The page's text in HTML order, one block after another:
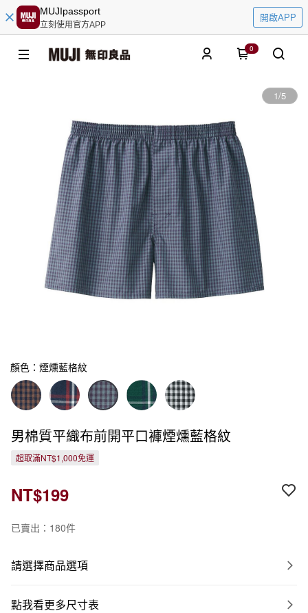
MUJIpassport
立刻使用官方APP
開啟APP
0
1/5
顏色：煙燻藍格紋
男棉質平織布前開平口褲煙燻藍格紋
超取滿NT$1,000免運
NT$199
已賣出：180件
請選擇商品選項
點我看更多尺寸表